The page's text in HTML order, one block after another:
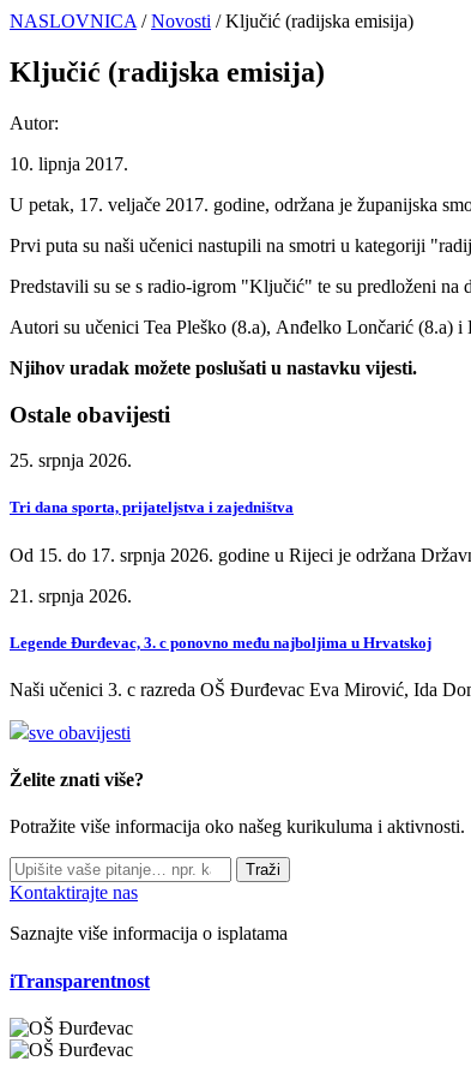
NASLOVNICA /Novosti / Ključić (radijska emisija)
Ključić (radijska emisija)
Autor:
10. lipnja 2017.
U petak, 17. veljače 2017. godine, održana je županijska
Prvi puta su naši učenici nastupili na smotri u kategoriji
Predstavili su se s radio-igrom "Ključić" te su predloženi na
Autori su učenici Tea Pleško (8.a), Anđelko Lončarić (8.a) i
Njihov uradak možete poslušati u nastavku vijesti.
Ostale obavijesti
25. srpnja 2026.
Tri dana sporta, prijateljstva i zajedništva
Od 15. do 17. srpnja 2026. godine u Rijeci je održana
21. srpnja 2026.
Legende Đurđevac, 3. c ponovno među najboljima u Hrvatskoj
Naši učenici 3. c razreda OŠ Đurđevac Eva Mirović, Ida
sve obavijesti
Želite znati više?
Potražite više informacija oko našeg kurikuluma i aktivnosti.
Traži
Kontaktirajte nas
Saznajte više informacija o isplatama
iTransparentnost